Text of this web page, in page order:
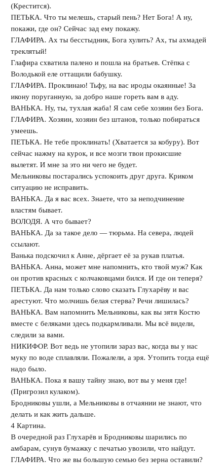
(Крестится).
ПЕТЬКА. Что ты мелешь, старый пень? Нет Бога! А ну,
покажи, где он? Сейчас зад ему покажу.
ГЛАФИРА. Ах ты бесстыдник, Бога хулить? Ах, ты ахмадей
треклятый!
Глафира схватила палено и пошла на братьев. Стёпка с
Володькой еле оттащили бабушку.
ГЛАФИРА. Проклинаю! Тьфу, на вас ироды окаянные! За
икону поруганную, за добро наше гореть вам в аду.
ВАНЬКА. Ну, ты, тухлая жаба! Я сам себе хозяин без Бога.
ГЛАФИРА. Хозяин, хозяин без штанов, только побираться
умеешь.
ПЕТЬКА. Не тебе проклинать! (Хватается за кобуру). Вот
сейчас нажму на курок, и все мозги твои прокисшие
вылетят. И мне за это ни чего не будет.
Мельниковы постарались успокоить друг друга. Криком
ситуацию не исправить.
ВАНЬКА. Да я вас всех. Знаете, что за неподчинение
властям бывает.
ВОЛОДЯ. А что бывает?
ВАНЬКА. Да за такое дело — тюрьма. На севера, людей
ссылают.
Ванька подскочил к Анне, дёргает её за рукав платья.
ВАНЬКА. Анна, может мне напомнить, кто твой муж? Как
он против красных с колчаковцами бился. И где он теперя?
ПЕТЬКА. Да нам только слово сказать Глухарёву и вас
арестуют. Что молчишь белая стерва? Речи лишилась?
ВАНЬКА. Вам напомнить Мельниковы, как вы зятя Костю
вместе с беляками здесь подкармливали. Мы всё видели,
следили за вами.
НИКИФОР. Вот ведь не утопили зараз вас, когда вы у нас
муку по воде сплавляли. Пожалели, а зря. Утопить тогда ещё
надо было.
ВАНЬКА. Пока я вашу тайну знаю, вот вы у меня где!
(Пригрозил кулаком).
Бродниковы ушли, а Мельниковы в отчаянии не знают, что
делать и как жить дальше.
4 Картина.
В очередной раз Глухарёв и Бродниковы шарились по
амбарам, сунув бумажку с печатью увозили, что найдут.
ГЛАФИРА. Что же вы большую семью без зерна оставили?